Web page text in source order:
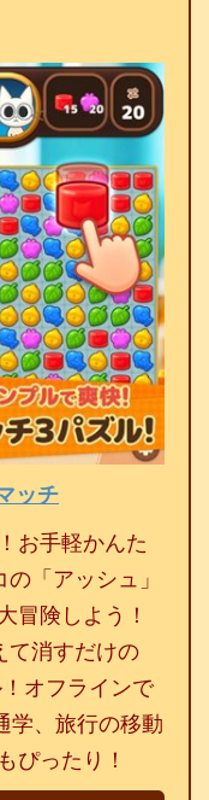
ッチ
お手軽かんた
「アッシュ」
冒険しよう！
て消すだけの
オフラインで
学、旅行の移動
ぴったり！